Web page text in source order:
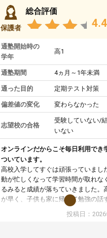
保護者
総合評価
4.4
通塾開始時の
学年
高1
通塾期間 4ヵ月～1年未満
通った目的 定期テスト対策
偏差値の変化 変わらなかった
志望校の合格
受験していない/
いない
オンラインだからこそ毎日利用でき
ついています。
高校入学してすぐは頑張っていまし
動が忙しくなって学習時間が取れな
るみると成績が落ちていきました。
が早く、子供も家に帰って勉強の話
反応を示します。東大先生にお願い
効率的な計画を先生が立ててくれる
投稿日：2026